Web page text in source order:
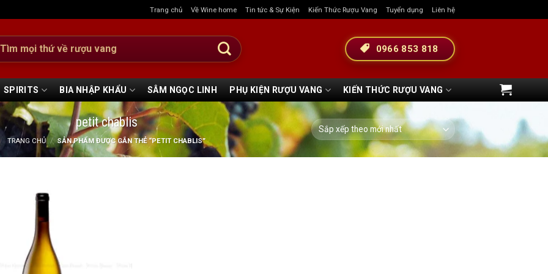
Trang chủ Về Wine home Tin tức & Sự Kiện Kiến Thức Rượu Vang Tuyển dụng Liên hệ
0966 853 818
SPIRITS BIA NHẬP KHẨU SÂM NGỌC LINH PHỤ KIỆN RƯỢU VANG KIẾN THỨC RƯỢU VANG
petit chablis
TRANG CHỦ / SẢN PHẨM ĐƯỢC GẮN THẺ “PETIT CHABLIS”